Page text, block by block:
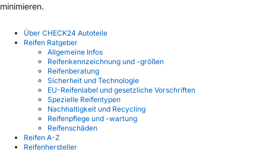
minimieren.
Über CHECK24 Autoteile
Reifen Ratgeber
Allgemeine Infos
Reifenkennzeichnung und -größen
Reifenberatung
Sicherheit und Technologie
EU-Reifenlabel und gesetzliche Vorschriften
Spezielle Reifentypen
Nachhaltigkeit und Recycling
Reifenpflege und -wartung
Reifenschäden
Reifen A-Z
Reifenhersteller